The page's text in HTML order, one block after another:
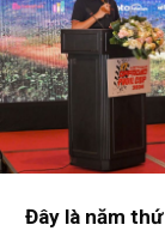
Đây là năm